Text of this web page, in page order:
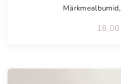
Märkmealbumid,
18,00